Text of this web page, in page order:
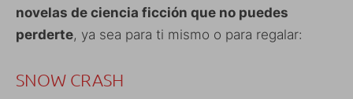
novelas de ciencia ficción que no puedes
perderte, ya sea para ti mismo o para regalar:
SNOW CRASH